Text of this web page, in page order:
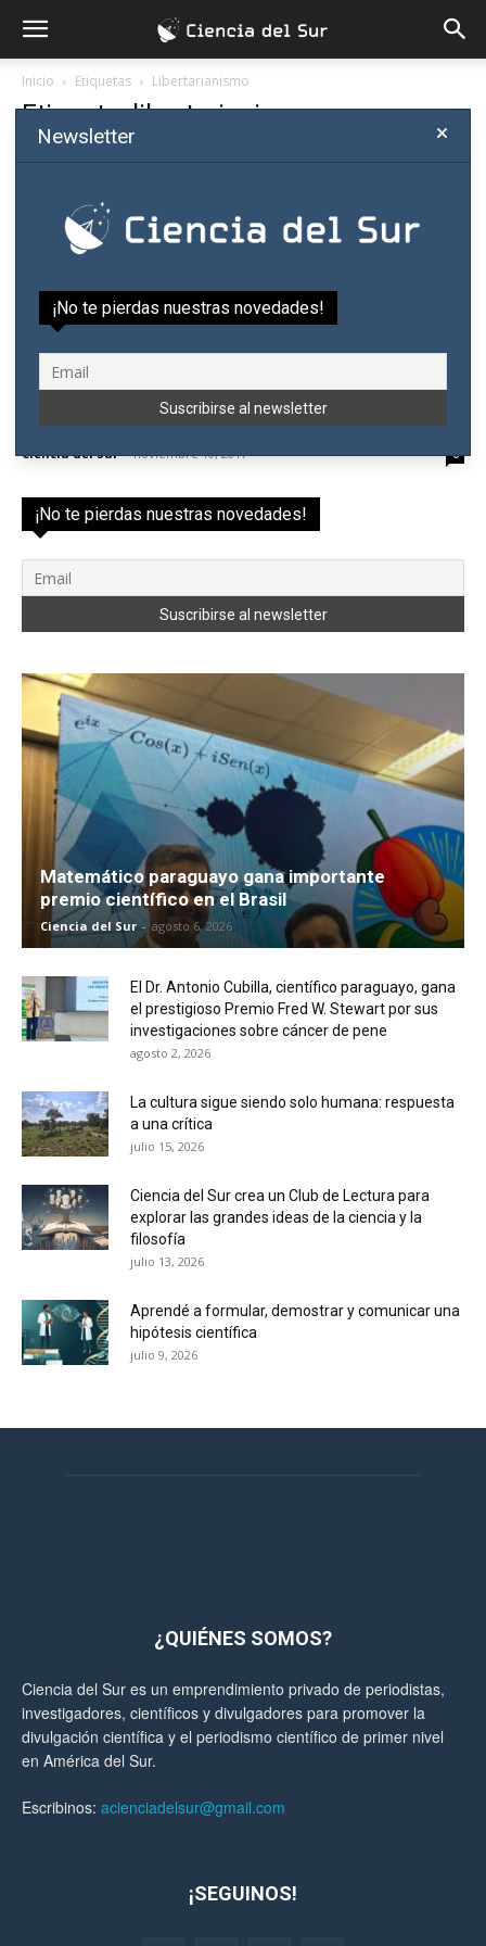
Inicio Etiquetas Libertarianismo
Etiqueta: libertarianismo
Crean Instituto Mises Paraguay en Alto
Paraná
Ciencia del Sur - noviembre 10, 2017 0
¡No te pierdas nuestras novedades!
Matemático paraguayo gana importante
premio científico en el Brasil
Ciencia del Sur - agosto 6, 2026
El Dr. Antonio Cubilla, científico paraguayo, gana
el prestigioso Premio Fred W. Stewart por sus
investigaciones sobre cáncer de pene
agosto 2, 2026
La cultura sigue siendo solo humana: respuesta
a una crítica
julio 15, 2026
Ciencia del Sur crea un Club de Lectura para
explorar las grandes ideas de la ciencia y la
filosofía
julio 13, 2026
Aprendé a formular, demostrar y comunicar una
hipótesis científica
julio 9, 2026
¿QUIÉNES SOMOS?
Ciencia del Sur es un emprendimiento privado de periodistas,
investigadores, científicos y divulgadores para promover la
divulgación científica y el periodismo científico de primer nivel
en América del Sur.
Escribinos: acienciadelsur@gmail.com
¡SEGUINOS!
Newsletter
¡No te pierdas nuestras novedades!